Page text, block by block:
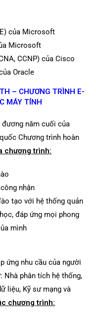
của Microsoft
Microsoft
CCNP) của Cisco
Oracle
– CHƯƠNG TRÌNH E-
MÁY TÍNH
đương năm cuối của
Chương trình hoàn
chương trình:
nhận
tạo với hệ thống quản
đáp ứng mọi phong
mình
ứng nhu cầu của người
Nhà phân tích hệ thống,
liệu, Kỹ sư mạng và
chương trình: